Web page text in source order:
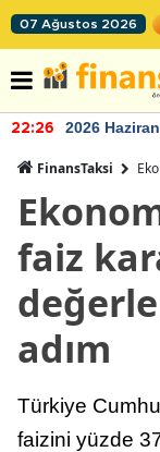
07 Ağustos 2026
22:26 2026
FinansTaksi
faiz
adım
Türkiye
faizini yüzde